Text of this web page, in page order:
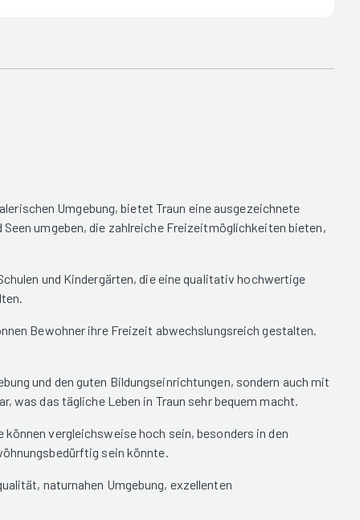
Umgebung, bietet Traun eine ausgezeichnete
umgeben, die zahlreiche Freizeitmöglichkeiten bieten,
und Kindergärten, die eine qualitativ hochwertige
Bewohner ihre Freizeit abwechslungsreich gestalten.
und den guten Bildungseinrichtungen, sondern auch mit
das tägliche Leben in Traun sehr bequem macht.
vergleichsweise hoch sein, besonders in den
sein könnte.
naturnahen Umgebung, exzellenten